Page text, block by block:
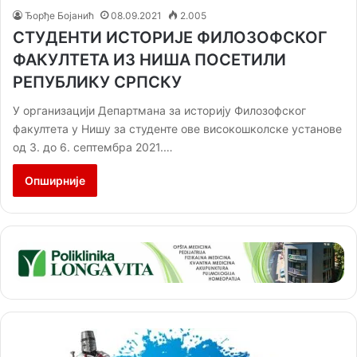
Ђорђе Бојанић 08.09.2021 2.005
СТУДЕНТИ ИСТОРИЈЕ ФИЛОЗОФСКОГ
ФАКУЛТЕТА ИЗ НИША ПОСЕТИЛИ
РЕПУБЛИКУ СРПСКУ
У организацији Департмана за историју Филозофског
факултета у Нишу за студенте ове високошколске установе
од 3. до 6. септембра 2021.…
Опширније